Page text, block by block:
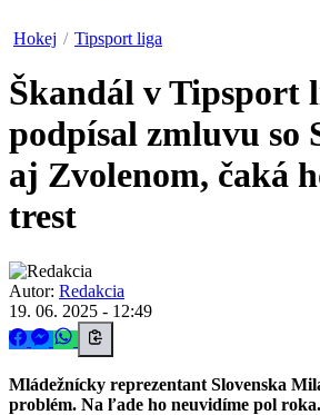
Hokej / Tipsport liga
Škandál v Tipsport
podpísal zmluvu so
aj Zvolenom, čaká
trest
Autor: Redakcia
19. 06. 2025 - 12:49
Mládežnícky reprezentant Slovenska
problém. Na ľade ho neuvidíme pol roka.